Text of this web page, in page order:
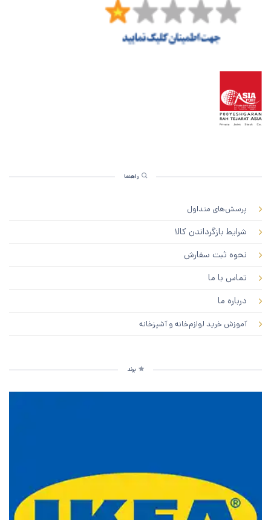
راهنما
پرسش‌های متداول
شرایط بازگرداندن کالا
نحوه ثبت سفارش
تماس با ما
درباره ما
آموزش خرید لوازم‌خانه و آشپزخانه
برند